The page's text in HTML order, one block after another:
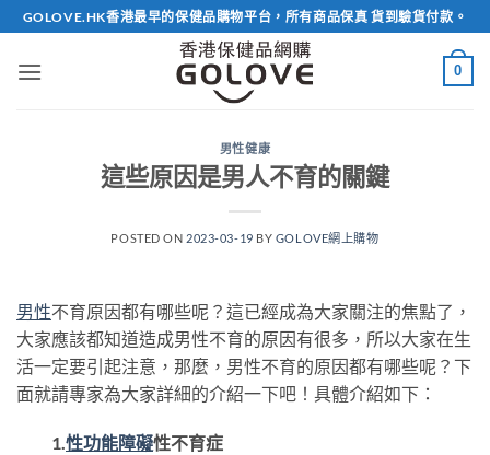
Skip
to
content
GOLOVE.HK香港最早的保健品購物平台，所有商品保真 貨到驗貨付款。
0
男性健康
這些原因是男人不育的關鍵
POSTED ON 2023-03-19 BY GOLOVE網上購物
男性不育原因都有哪些呢？這已經成為大家關注的焦點了，
大家應該都知道造成男性不育的原因有很多，所以大家在生
活一定要引起注意，那麼，男性不育的原因都有哪些呢？下
面就請專家為大家詳細的介紹一下吧！具體介紹如下：
1.性功能障礙性不育症